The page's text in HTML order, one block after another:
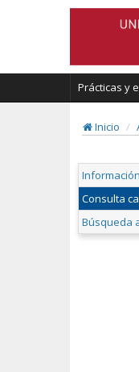
Prácticas y
Inicio
Información
Consulta
Búsqueda